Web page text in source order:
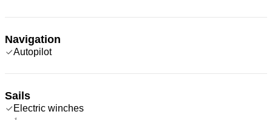
Navigation
Autopilot
Sails
Electric winches